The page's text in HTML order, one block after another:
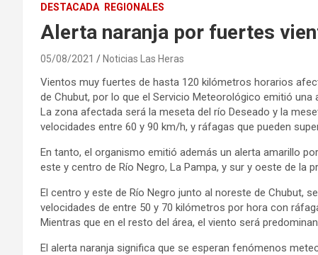
DESTACADA REGIONALES
Alerta naranja por fuertes
05/08/2021 Noticias Las Heras
Vientos muy fuertes de hasta 120 kilómetros horarios
de Chubut, por lo que el Servicio Meteorológico emitió una
La zona afectada será la meseta del río Deseado y la
velocidades entre 60 y 90 km/h, y ráfagas que pueden
En tanto, el organismo emitió además un alerta amarillo
este y centro de Río Negro, La Pampa, y sur y oeste de la
El centro y este de Río Negro junto al noreste de Chubut,
velocidades de entre 50 y 70 kilómetros por hora con
Mientras que en el resto del área, el viento será
El alerta naranja significa que se esperan fenómenos